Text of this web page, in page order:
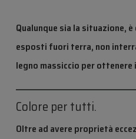
Qualunque sia la situazione,
esposti fuori terra, non
legno massiccio per
Colore per tutti.
Oltre ad avere proprietà